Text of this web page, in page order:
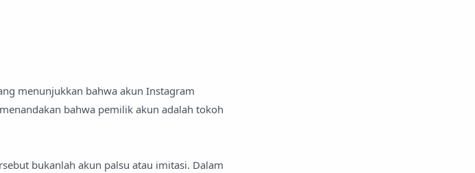
menunjukkan bahwa akun Instagram
bahwa pemilik akun adalah tokoh
bukanlah akun palsu atau imitasi. Dalam